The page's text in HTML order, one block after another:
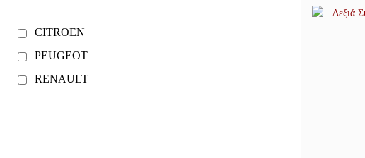
CITROEN
PEUGEOT
RENAULT